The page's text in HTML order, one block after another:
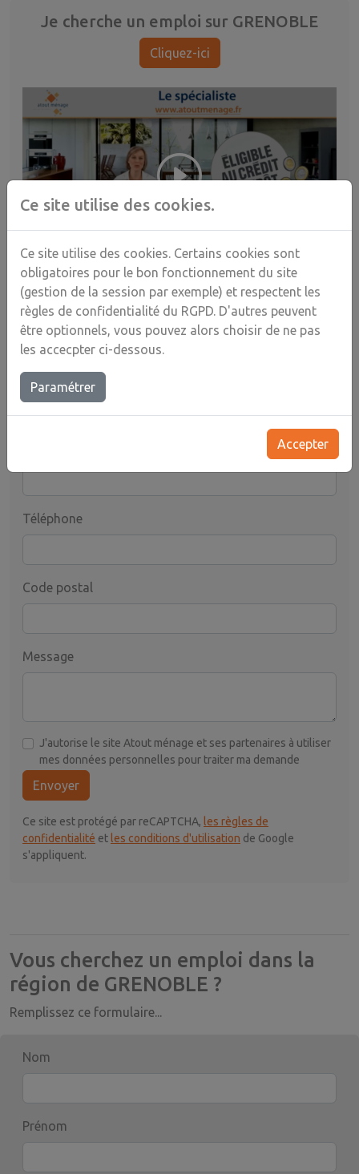
Je cherche un emploi sur GRENOBLE
Cliquez-ici
Je cherche un(e) intervenant(e)
Nom
Prénom
Téléphone
Code postal
Message
J'autorise le site Atout ménage et ses partenaires à utiliser
mes données personnelles pour traiter ma demande
Envoyer
Ce site est protégé par reCAPTCHA, les règles de
confidentialité etles conditions d'utilisation de Google
s'appliquent.
Vous cherchez un emploi dans la
région de GRENOBLE ?
Remplissez ce formulaire...
Nom
Prénom
Ce site utilise des cookies.
Ce site utilise des cookies. Certains cookies sont
obligatoires pour le bon fonctionnement du site
(gestion de la session par exemple) et respectent les
règles de confidentialité du RGPD. D'autres peuvent
être optionnels, vous pouvez alors choisir de ne pas
les accecpter ci-dessous.
Paramétrer
Accepter